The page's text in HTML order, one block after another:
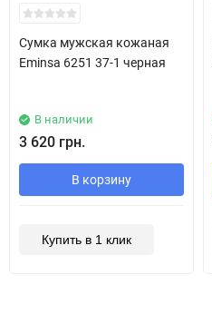
New!
Сумка мужская кожаная
Eminsa 6251 37-1 черная
В наличии
3 620 грн.
В корзину
Купить в 1 клик